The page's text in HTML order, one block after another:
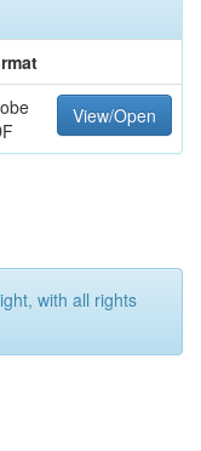
View/Open
with all rights